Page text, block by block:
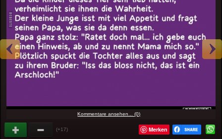
Kommentare ansehen... (0)
(+17) Merken